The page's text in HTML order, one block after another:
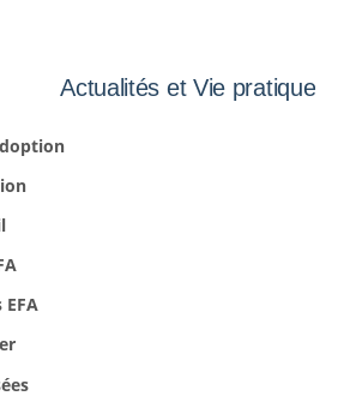
Actualités et Vie pratique